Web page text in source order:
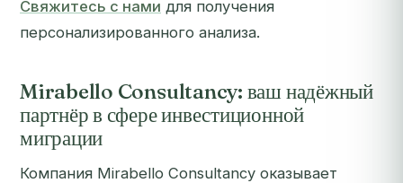
Свяжитесь с нами для получения
персонализированного анализа.
Mirabello Consultancy: ваш надёжный
партнёр в сфере инвестиционной
миграции
Компания Mirabello Consultancy оказывает